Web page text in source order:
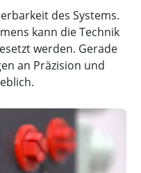
des Systems.
kann die Technik
werden. Gerade
an Präzision und